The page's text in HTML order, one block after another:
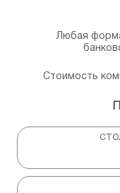
Любая
Стоимость